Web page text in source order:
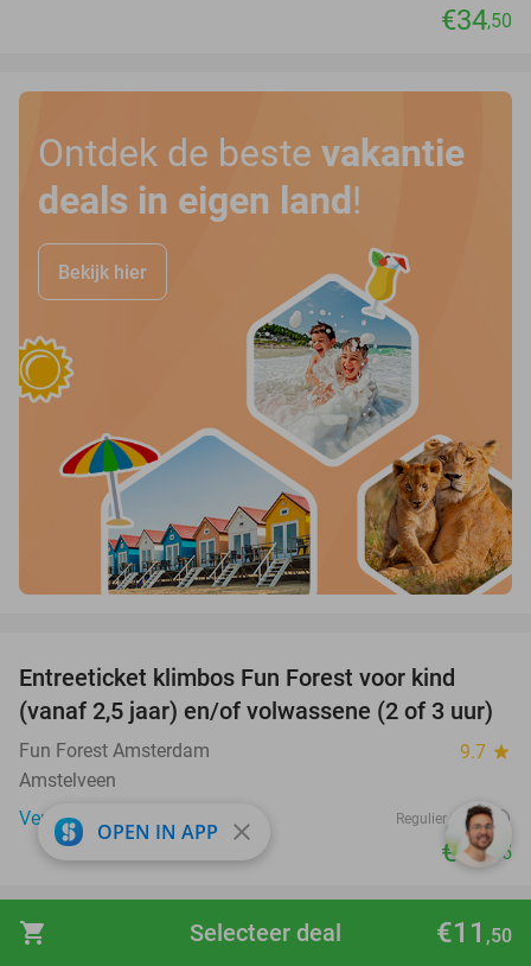
shopping_cart €11 ,50
Selecteer deal
€34,50
Ontdek de beste vakantie
deals in eigen land!
Bekijk hier
Entreeticket klimbos Fun Forest voor kind
(vanaf 2,5 jaar) en/of volwassene (2 of 3 uur)
Fun Forest Amsterdam 9.7 star
Amstelveen
Verkocht: 1.831
Regulier €19
€12,95
All-You-Can-Eat Koreaanse BBQ + onbeperkt
OPEN IN APP close